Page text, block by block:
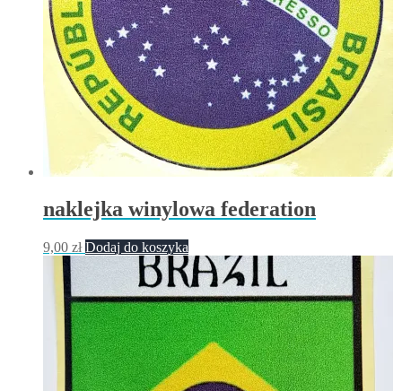
naklejka winylowa federation
9,00 zł Dodaj do koszyka